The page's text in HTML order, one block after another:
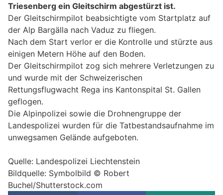
Triesenberg ein Gleitschirm abgestürzt ist.
Der Gleitschirmpilot beabsichtigte vom Startplatz auf
der Alp Bargälla nach Vaduz zu fliegen.
Nach dem Start verlor er die Kontrolle und stürzte aus
einigen Metern Höhe auf den Boden.
Der Gleitschirmpilot zog sich mehrere Verletzungen zu
und wurde mit der Schweizerischen
Rettungsflugwacht Rega ins Kantonspital St. Gallen
geflogen.
Die Alpinpolizei sowie die Drohnengruppe der
Landespolizei wurden für die Tatbestandsaufnahme im
unwegsamen Gelände aufgeboten.
Quelle: Landespolizei Liechtenstein
Bildquelle: Symbolbild © Robert
Buchel/Shutterstock.com